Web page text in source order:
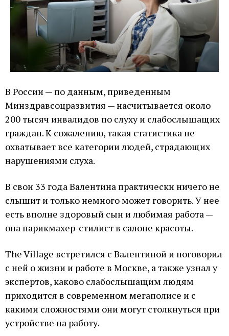
В России — по данным, приведенным
Минздравсоцразвития — насчитывается около
200 тысяч инвалидов по слуху и слабослышащих
граждан. К сожалению, такая статистика не
охватывает все категории людей, страдающих
нарушениями слуха.
В свои 33 года Валентина практически ничего не
слышит и только немного может говорить. У нее
есть вполне здоровый сын и любимая работа —
она парикмахер-стилист в салоне красоты.
The Village встретился с Валентиной и поговорил
с ней о жизни и работе в Москве, а также узнал у
экспертов, каково слабослышащим людям
приходится в современном мегаполисе и с
какими сложностями они могут столкнуться при
устройстве на работу.